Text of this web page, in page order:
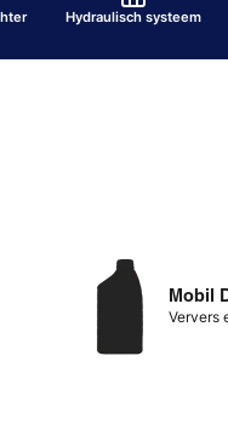
Hydraulisch systeem
Mobil
Ververs